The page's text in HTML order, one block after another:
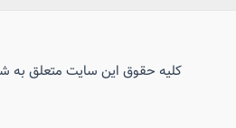
کلیه حقوق این سایت متعلق